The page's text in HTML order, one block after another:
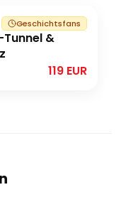
Geschichtsfans
&
119 EUR